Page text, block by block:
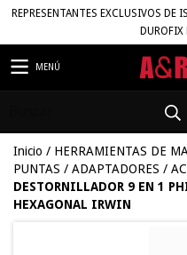
REPRESENTANTES EXCLUSIVOS
DUROFIX
MENÚ
Inicio / HERRAMIENTAS DE
PUNTAS / ADAPTADORES /
DESTORNILLADOR 9 EN 1
HEXAGONAL IRWIN